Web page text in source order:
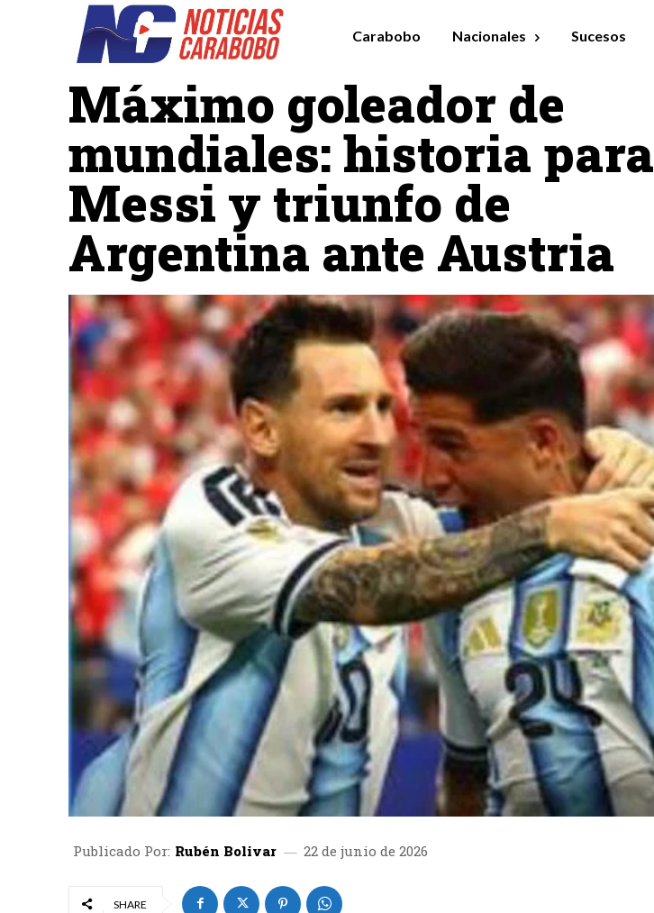
Carabobo Nacionales Sucesos
Deportes Destacadas Mundial 2026
Máximo goleador de
mundiales: historia para
Messi y triunfo de
Argentina ante Austria
Publicado Por: Rubén Bolivar 22 de junio de 2026
SHARE